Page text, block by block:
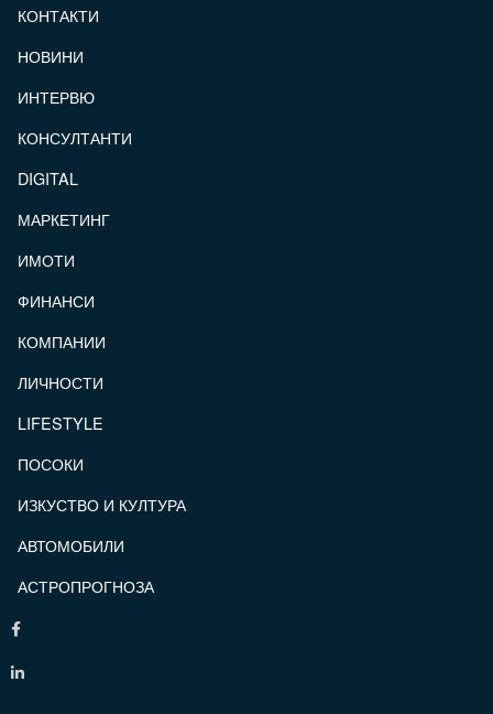
КОНТАКТИ
НОВИНИ
ИНТЕРВЮ
КОНСУЛТАНТИ
DIGITAL
МАРКЕТИНГ
ИМОТИ
ФИНАНСИ
КОМПАНИИ
ЛИЧНОСТИ
LIFESTYLE
ПОСОКИ
ИЗКУСТВО И КУЛТУРА
АВТОМОБИЛИ
АСТРОПРОГНОЗА